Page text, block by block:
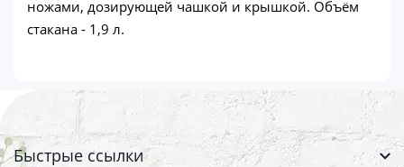
ножами, дозирующей чашкой и крышкой. Объём
стакана - 1,9 л.
Быстрые ссылки